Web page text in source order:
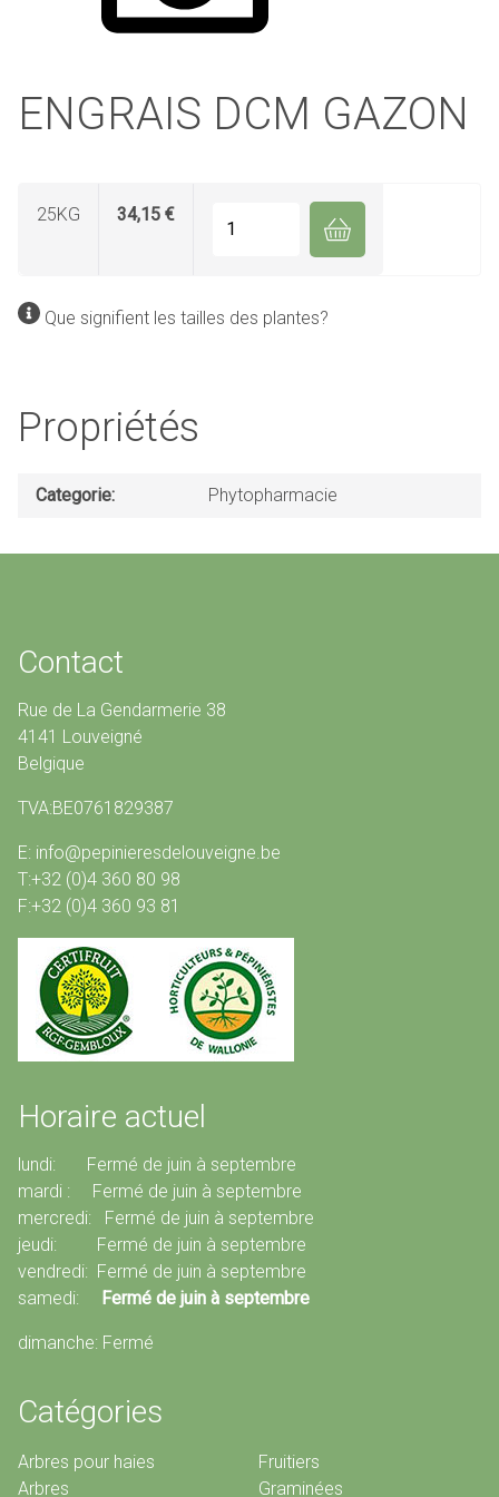
ENGRAIS DCM GAZON
25KG 34,15 €
Que signifient les tailles des plantes?
Propriétés
Categorie Phytopharmacie
Contact
Rue de La Gendarmerie 38
4141 Louveigné
Belgique
TVA:BE0761829387
E: info@pepinieresdelouveigne.be
T:+32 (0)4 360 80 98
F:+32 (0)4 360 93 81
Horaire actuel
lundi: Fermé de juin à septembre
mardi : Fermé de juin à septembre
mercredi: Fermé de juin à septembre
jeudi: Fermé de juin à septembre
vendredi: Fermé de juin à septembre
samedi:
Fermé de juin à septembre
dimanche: Fermé
Catégories
Arbres pour haies
Arbres
Fruitiers
Graminées